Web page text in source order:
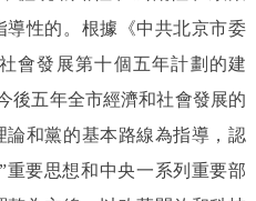
性的。根據《中共北京市委
會發展第十個五年計劃的建
後五年全市經濟和社會發展的
和黨的基本路線為指導，認
要思想和中央一系列重要部